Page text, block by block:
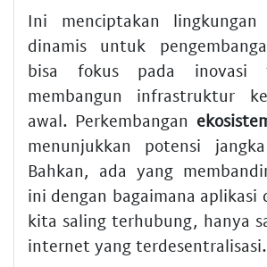
Ini menciptakan
dinamis untuk
bisa fokus pada inovasi
membangun infrastruktur
awal. Perkembangan
menunjukkan potensi
Bahkan, ada yang
ini dengan bagaimana aplikasi
kita saling terhubung, hanya
internet yang terdesentralisasi.